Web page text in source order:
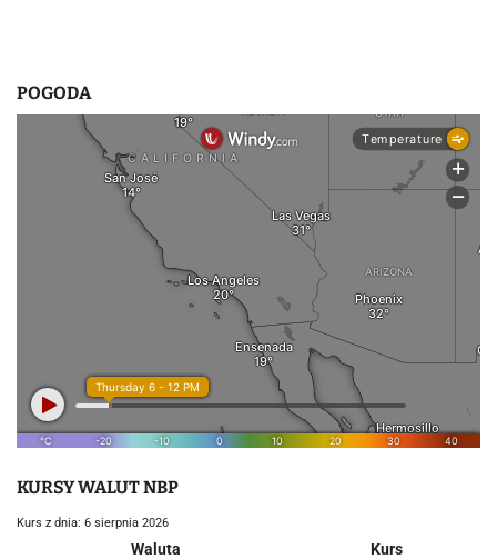
POGODA
KURSY WALUT NBP
Kurs z dnia: 6 sierpnia 2026
Waluta
Kurs